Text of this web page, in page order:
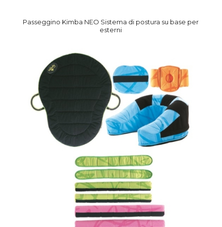
Passeggino Kimba NEO Sistema di postura su base per
esterni